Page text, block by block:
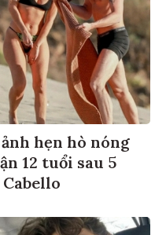
hẹn hò nóng
12 tuổi sau 5